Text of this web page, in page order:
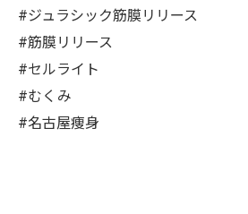
#ジュラシック筋膜リリース
#筋膜リリース
#セルライト
#むくみ
#名古屋痩身